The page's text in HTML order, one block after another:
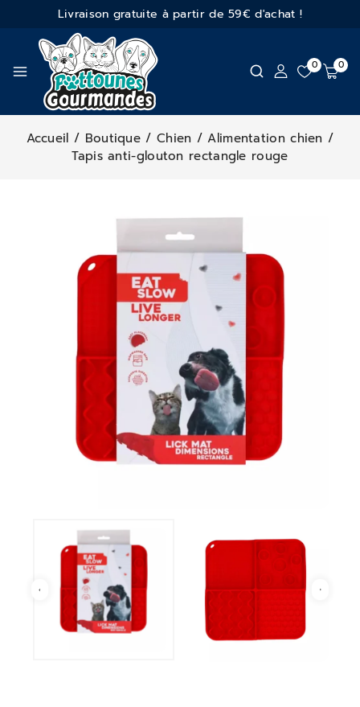
Livraison gratuite à partir de 59€ d'achat !
0 0
Accueil / Boutique / Chien / Alimentation chien /
Tapis anti-glouton rectangle rouge